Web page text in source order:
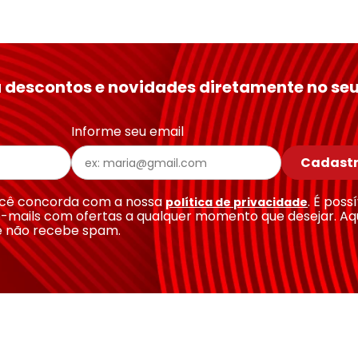
descontos e novidades diretamente no
Informe seu email
concorda com a nossa política de privacidade. É
com ofertas a qualquer momento que desejar.
não recebe spam.